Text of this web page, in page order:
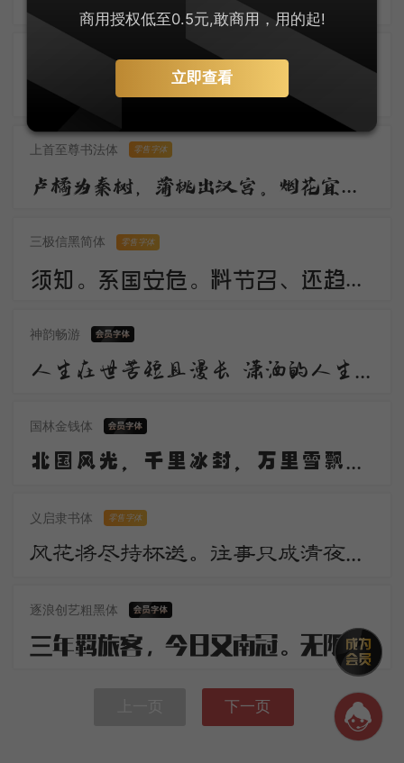
上首至尊书法体 零售字体
卢橘为秦树，蒲桃出汉宫。烟花宜落日，丝管醉春风。笛奏龙吟水，箫鸣凤下空。君王多乐事，还与万方同。
三极信黑简体 零售字体
须知。系国安危。料节召、还趋浴凤池。且代工施化，持钧播泽，置盂天下，此外何思。素卷书名，赤松游道，飙驭云軿仙可期。湖山美，有啼猿唳鹤，相望东归。
神韵畅游
人生在世苦短且漫长 潇洒的人生谁不倾情羡慕 潇洒 是一道醉人的风景 宛若美丽的音符自然流动 是人生内在气质的飘逸
国林金钱体
北国风光，千里冰封，万里雪飘。望长城内外，惟余莽莽；大河上下，顿失滔滔。山舞银蛇，原驰蜡象，欲与天公试比高。
义启隶书体 零售字体
风花将尽持杯送。往事只成清夜梦。莫更登楼。坐想行思已是愁。
逐浪创艺粗黑体
三年羁旅客，今日又南冠。无限河山泪，谁言天地宽。已知泉路近，欲别故乡难。毅魄归来日，灵旗空际看。
下一页
商用授权低至0.5元,敢商用，用的起!
立即查看